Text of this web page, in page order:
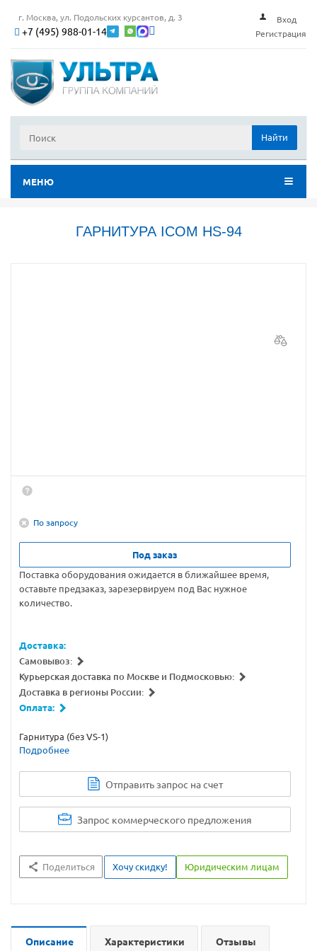
г. Москва, ул. Подольских курсантов, д. 3
+7 (495) 988-01-14
Вход
Регистрация
Найти
МЕНЮ
ГАРНИТУРА ICOM HS-94
По запросу
Под заказ
Поставка оборудования ожидается в ближайшее время,
оставьте предзаказ, зарезервируем под Вас нужное
количество.
Доставка:
Самовывоз:
Курьерская доставка по Москве и Подмосковью:
Доставка в регионы России:
Оплата:
Гарнитура (без VS-1)
Подробнее
Отправить запрос на счет
Запрос коммерческого предложения
Поделиться Хочу скидку! Юридическим лицам
Описание Характеристики Отзывы